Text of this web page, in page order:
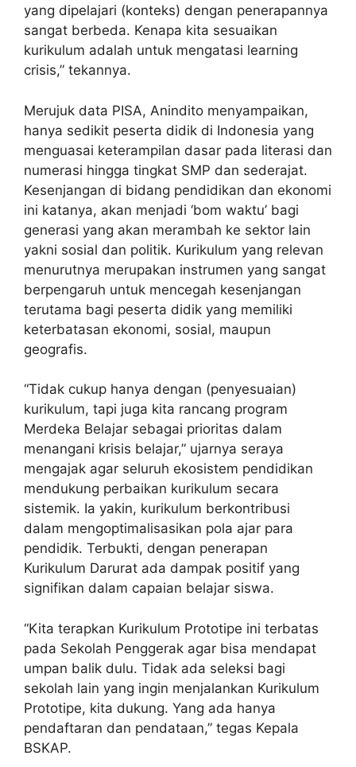
yang dipelajari (konteks) dengan penerapannya
sangat berbeda. Kenapa kita sesuaikan
kurikulum adalah untuk mengatasi learning
crisis,” tekannya.
Merujuk data PISA, Anindito menyampaikan,
hanya sedikit peserta didik di Indonesia yang
menguasai keterampilan dasar pada literasi dan
numerasi hingga tingkat SMP dan sederajat.
Kesenjangan di bidang pendidikan dan ekonomi
ini katanya, akan menjadi ‘bom waktu’ bagi
generasi yang akan merambah ke sektor lain
yakni sosial dan politik. Kurikulum yang relevan
menurutnya merupakan instrumen yang sangat
berpengaruh untuk mencegah kesenjangan
terutama bagi peserta didik yang memiliki
keterbatasan ekonomi, sosial, maupun
geografis.
“Tidak cukup hanya dengan (penyesuaian)
kurikulum, tapi juga kita rancang program
Merdeka Belajar sebagai prioritas dalam
menangani krisis belajar,” ujarnya seraya
mengajak agar seluruh ekosistem pendidikan
mendukung perbaikan kurikulum secara
sistemik. Ia yakin, kurikulum berkontribusi
dalam mengoptimalisasikan pola ajar para
pendidik. Terbukti, dengan penerapan
Kurikulum Darurat ada dampak positif yang
signifikan dalam capaian belajar siswa.
“Kita terapkan Kurikulum Prototipe ini terbatas
pada Sekolah Penggerak agar bisa mendapat
umpan balik dulu. Tidak ada seleksi bagi
sekolah lain yang ingin menjalankan Kurikulum
Prototipe, kita dukung. Yang ada hanya
pendaftaran dan pendataan,” tegas Kepala
BSKAP.